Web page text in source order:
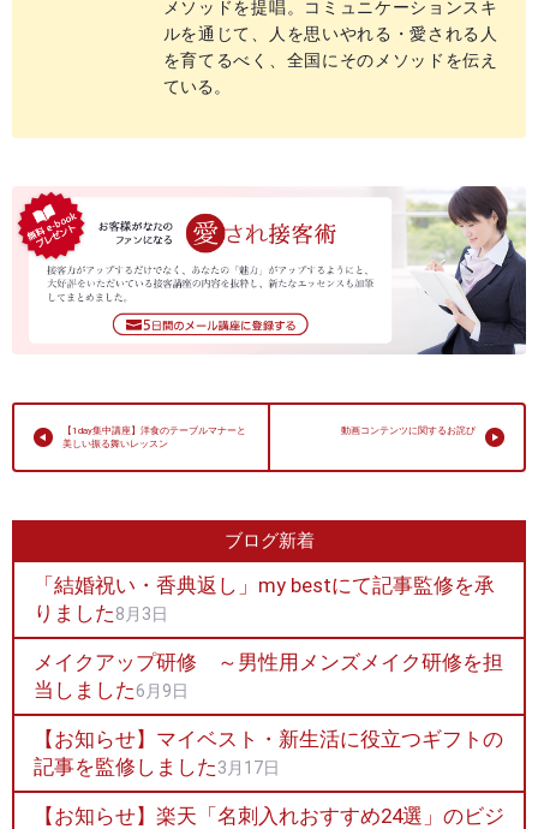
メソッドを提唱。コミュニケーションスキ
ルを通じて、人を思いやれる・愛される人
を育てるべく、全国にそのメソッドを伝え
ている。
【1day集中講座】洋食のテーブルマナーと
美しい振る舞いレッスン
動画コンテンツに関するお詫び
ブログ新着
「結婚祝い・香典返し」my bestにて記事監修を承
りました8月3日
メイクアップ研修 ～男性用メンズメイク研修を担
当しました6月9日
【お知らせ】マイベスト・新生活に役立つギフトの
記事を監修しました3月17日
【お知らせ】楽天「名刺入れおすすめ24選」のビジ